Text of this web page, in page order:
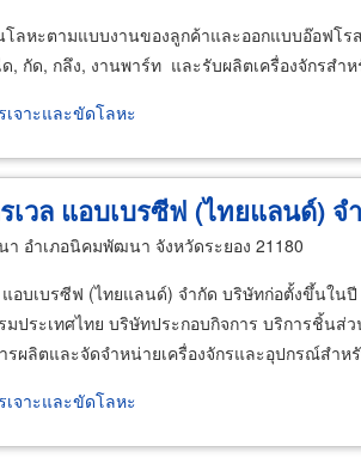
โลหะตามแบบงานของลูกค้าและออกแบบอ๊อฟ
, กัด, กลึง, งานพาร์ท และรับผลิตเครื่องจักรสำ
เจาะและขัดโลหะ
เวล แอบเบรซีฟ (ไทยแลนด์) จ
อำเภอนิคมพัฒนา จังหวัดระยอง 21180
อบเบรซีฟ (ไทยแลนด์) จำกัด บริษัทก่อตั้งขึ้นในปี
ประเทศไทย บริษัทประกอบกิจการ บริการชิ้นส่
รผลิตและจัดจำหน่ายเครื่องจักรและอุปกรณ์สำห
เจาะและขัดโลหะ